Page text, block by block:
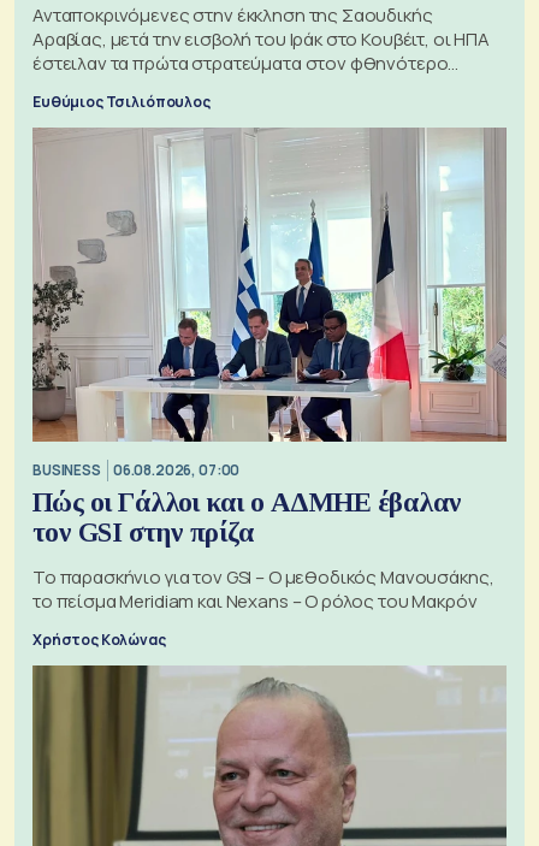
Ανταποκρινόμενες στην έκκληση της Σαουδικής
Αραβίας, μετά την εισβολή του Ιράκ στο Κουβέιτ, οι ΗΠΑ
έστειλαν τα πρώτα στρατεύματα στον φθηνότερο
Ευθύμιος Τσιλιόπουλος
BUSINESS 06.08.2026, 07:00
Πώς οι Γάλλοι και ο ΑΔΜΗΕ έβαλαν
τον GSI στην πρίζα
Το παρασκήνιο για τον GSI – Ο μεθοδικός Μανουσάκης,
το πείσμα Meridiam και Nexans – Ο ρόλος του Μακρόν
Χρήστος Κολώνας